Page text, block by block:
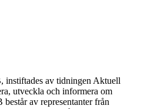
instiftades av tidningen Aktuell
utveckla och informera om
av representanter från